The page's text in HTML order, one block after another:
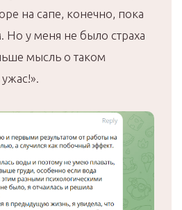
на сапе, конечно, пока
Но у меня не было страха
мысль о таком